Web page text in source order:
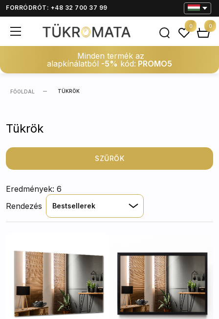
FORRÓDRÓT: +48 32 700 37 99
Minden termék az
alapkínálatból -5% kód: PROMO5
0 0
FŐOLDAL TÜKRÖK
Tükrök
SZŰRŐK
Eredmények: 6
Rendezés
Bestsellerek